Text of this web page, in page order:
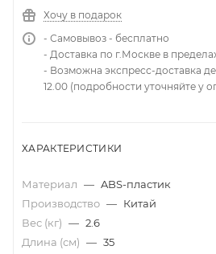
Хочу в подарок
- Самовывоз - бесплатно
- Доставка по г.Москве в
- Возможна экспресс-доставка
12.00 (подробности уточняйте у
ХАРАКТЕРИСТИКИ
Материал — ABS-пластик
Производство — Китай
Вес (кг) — 2.6
Длина (см) — 35